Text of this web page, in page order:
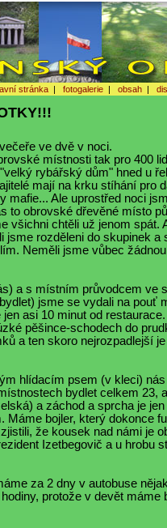
stránka| fotogalerie| obsah|
ve dvě v noci.
místnosti tak pro 400
rybářský dům" hned u
mají na krku stíhání pro
mafie... Ale uprostřed noci
to obrovské dřevěné místo
všichni chtěli už jenom spát.
jsme rozděleni do skupinek a
Neměli jsme vůbec
a s místním průvodcem ve
jsme se vydali na pouť
asi 10 minut od
pěšince-schodech do
a ten skoro nejrozpadlejší
hlídacím psem (v kleci)
bydlet celkem 23,
a záchod a sprcha je
bojler, který dokonce
že kousek nad námi je
Izetbegovič a u hrobu
za 2 dny v autobuse
protože v devět máme